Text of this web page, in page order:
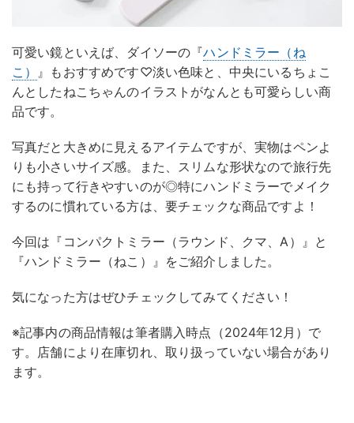
可愛い鏡といえば、ダイソーの『ハンドミラー（ね
こ） 』もおすすめです♡淡い色味と、中央にいるちょこ
んとしたねこちゃんのイラストがなんとも可愛らしい商
品です。
写真だと大きめに見えるアイテムですが、実物はペンよ
りも小さいサイズ感。また、スリムな形状なので旅行先
にも持って行きやすいのが◎特にハンドミラーでメイク
するのに慣れている方は、要チェックな商品ですよ！
今回は『コンパクトミラー（ラウンド、クマ、A）』と
『ハンドミラー（ねこ）』をご紹介しました。
気になった方はぜひチェックしてみてください！
※記事内の商品情報は筆者購入時点（2024年12月）で
す。店舗により在庫切れ、取り扱っていない場合があり
ます。